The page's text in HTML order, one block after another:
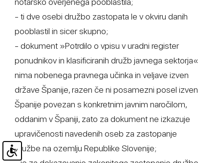
- ti dve osebi družbo zastopata le v okviru danih
pooblastil in sicer skupno;
- dokument »Potrdilo o vpisu v uradni register
ponudnikov in klasificiranih družb javnega sektorja«
nima nobenega pravnega učinka in veljave izven
države Španije, razen če ni posamezni posel izven
Španije povezan s konkretnim javnim naročilom,
oddanim v Španiji, zato za dokument ne izkazuje
upravičenosti navedenih oseb za zastopanje
družbe na ozemlju Republike Slovenije;